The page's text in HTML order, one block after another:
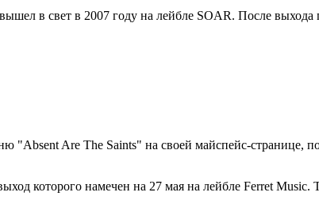
в свет в 2007 году на лейбле SOAR. После выхода
"Absent Are The Saints" на своей майспейс-странице,
которого намечен на 27 мая на лейбле Ferret